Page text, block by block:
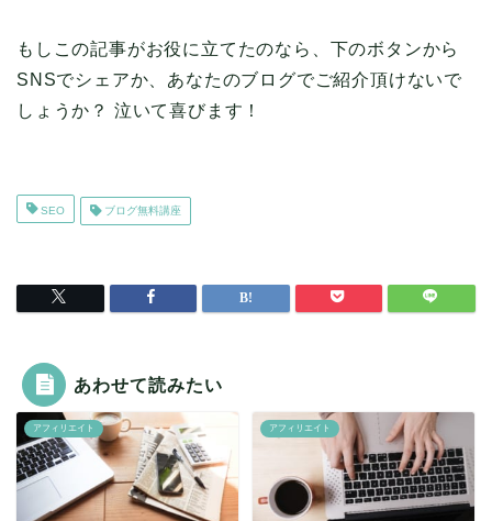
もしこの記事がお役に立てたのなら、下のボタンから
SNSでシェアか、あなたのブログでご紹介頂けないで
しょうか？ 泣いて喜びます！
SEO ブログ無料講座
あわせて読みたい
アフィリエイト アフィリエイト